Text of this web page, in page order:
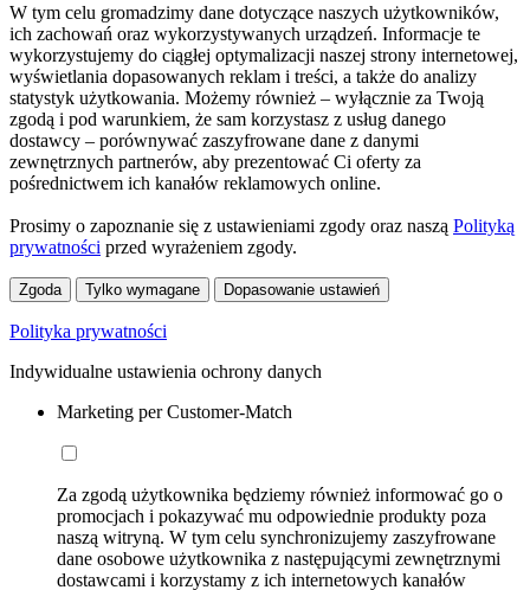
W tym celu gromadzimy dane dotyczące naszych użytkowników,
ich zachowań oraz wykorzystywanych urządzeń. Informacje te
wykorzystujemy do ciągłej optymalizacji naszej strony internetowej,
wyświetlania dopasowanych reklam i treści, a także do analizy
statystyk użytkowania. Możemy również – wyłącznie za Twoją
zgodą i pod warunkiem, że sam korzystasz z usług danego
dostawcy – porównywać zaszyfrowane dane z danymi
zewnętrznych partnerów, aby prezentować Ci oferty za
pośrednictwem ich kanałów reklamowych online.
Prosimy o zapoznanie się z ustawieniami zgody oraz naszą Polityką
prywatności przed wyrażeniem zgody.
Zgoda Tylko wymagane Dopasowanie ustawień
Polityka prywatności
Indywidualne ustawienia ochrony danych
Marketing per Customer-Match
Za zgodą użytkownika będziemy również informować go o
promocjach i pokazywać mu odpowiednie produkty poza
naszą witryną. W tym celu synchronizujemy zaszyfrowane
dane osobowe użytkownika z następującymi zewnętrznymi
dostawcami i korzystamy z ich internetowych kanałów